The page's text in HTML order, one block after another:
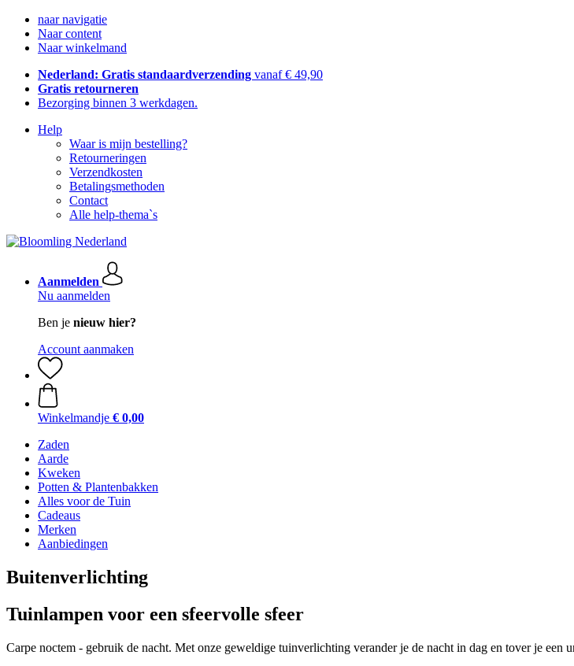
naar navigatie
Naar content
Naar winkelmand
Nederland: Gratis standaardverzending vanaf € 49,90
Gratis retourneren
Bezorging binnen 3 werkdagen.
Help
Waar is mijn bestelling?
Retourneringen
Verzendkosten
Betalingsmethoden
Contact
Alle help-thema`s
Aanmelden
Nu aanmelden
Ben je nieuw hier?
Account aanmaken
Winkelmandje € 0,00
Zaden
Aarde
Kweken
Potten & Plantenbakken
Alles voor de Tuin
Cadeaus
Merken
Aanbiedingen
Buitenverlichting
Tuinlampen voor een sfeervolle sfeer
Carpe noctem - gebruik de nacht. Met onze geweldige tuinverlichting verander je de nacht in dag en tover je